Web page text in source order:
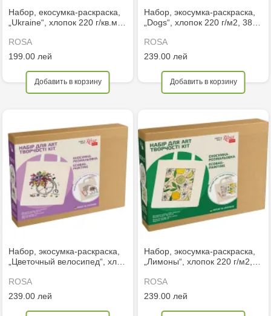
Набор, екосумка-раскраска,
„Ukraine“, хлопок 220 г/кв.м…
ROSA
199.00 лей
Добавить в корзину
Набор, экосумка-раскраска,
„Dogs“, хлопок 220 г/м2, 38…
ROSA
239.00 лей
Добавить в корзину
Набор, экосумка-раскраска,
„Цветочный велосипед“, хл…
ROSA
239.00 лей
Набор, экосумка-раскраска,
„Лимоны“, хлопок 220 г/м2,…
ROSA
239.00 лей